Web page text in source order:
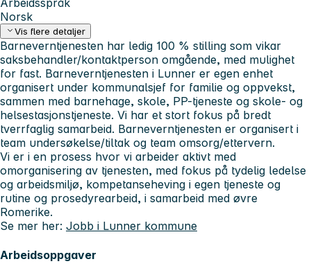
Norsk
Vis flere detaljer
Barneverntjenesten har ledig 100 % stilling som vikar
saksbehandler/kontaktperson omgående, med mulighet
for fast. Barneverntjenesten i Lunner er egen enhet
organisert under kommunalsjef for familie og oppvekst,
sammen med barnehage, skole, PP-tjeneste og skole- og
helsestasjonstjeneste. Vi har et stort fokus på bredt
tverrfaglig samarbeid. Barneverntjenesten er organisert i
team undersøkelse/tiltak og team omsorg/ettervern.
Vi er i en prosess hvor vi arbeider aktivt med
omorganisering av tjenesten, med fokus på tydelig ledelse
og arbeidsmiljø, kompetanseheving i egen tjeneste og
rutine og prosedyrearbeid, i samarbeid med øvre
Romerike.
Se mer her: Jobb i Lunner kommune
Arbeidsoppgaver